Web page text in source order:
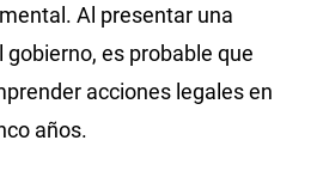
Al presentar una
es probable que
acciones legales en
años.